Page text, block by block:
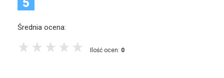
5
Średnia ocena:
Ilość ocen: 0